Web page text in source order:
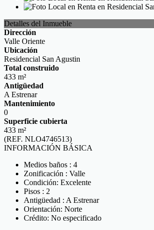
Detalles del Inmueble
Dirección
Valle Oriente
Ubicación
Residencial San Agustin
Total construido
433 m²
Antigüedad
A Estrenar
Mantenimiento
0
Superficie cubierta
433 m²
(REF. NLO4746513)
INFORMACIÓN BÁSICA
Medios baños : 4
Zonificación : Valle
Condición: Excelente
Pisos : 2
Antigüedad : A Estrenar
Orientación: Norte
Crédito: No especificado